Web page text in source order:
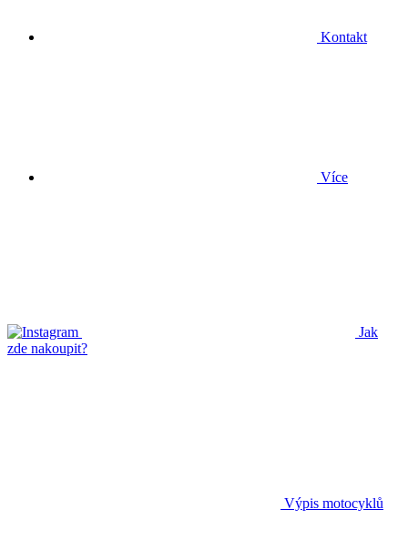
Kontakt
Více
Jak
zde nakoupit?
Výpis motocyklů